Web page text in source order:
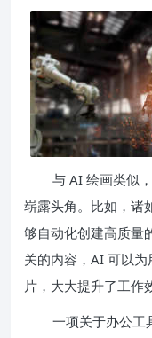
与 AI 绘画类似
崭露头角。比如，诸
够自动化创建高质量
关的内容，AI 可以
片，大大提升了工作
一项关于办公工